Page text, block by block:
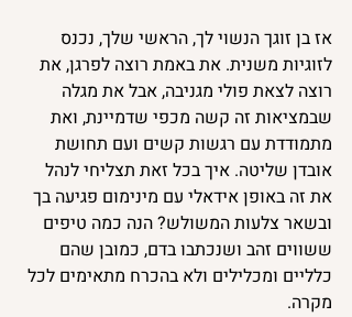
אז בן זוגך הנשוי לך, הראשי שלך, נכנס
לזוגיות משנית. את באמת רוצה לפרגן, את
רוצה לצאת פולי מגניבה, אבל את מגלה
שבמציאות זה קשה מכפי שדמיינת, ואת
מתמודדת עם רגשות קשים ועם תחושת
אובדן שליטה. איך בכל זאת תצליחי לנהל
את זה באופן אידאלי עם מינימום פגיעה בך
ובשאר צלעות המשולש? הנה כמה טיפים
ששווים זהב ושנכתבו בדם, כמובן שהם
כלליים ומכלילים ולא בהכרח מתאימים לכל
מקרה.